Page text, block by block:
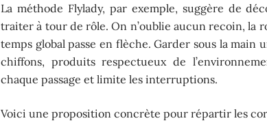
La méthode Flylady, par exemple, suggère de
traiter à tour de rôle. On n’oublie aucun recoin, la
temps global passe en flèche. Garder sous la main
chiffons, produits respectueux de
chaque passage et limite les interruptions.
Voici une proposition concrète pour répartir les